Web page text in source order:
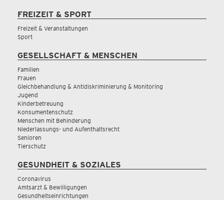
FREIZEIT & SPORT
Freizeit & Veranstaltungen
Sport
GESELLSCHAFT & MENSCHEN
Familien
Frauen
Gleichbehandlung & Antidiskriminierung & Monitoring
Jugend
Kinderbetreuung
Konsumentenschutz
Menschen mit Behinderung
Niederlassungs- und Aufenthaltsrecht
Senioren
Tierschutz
GESUNDHEIT & SOZIALES
Coronavirus
Amtsarzt & Bewilligungen
Gesundheitseinrichtungen